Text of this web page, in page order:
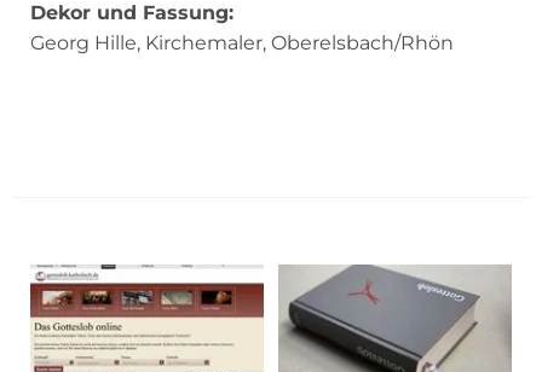
Dekor und Fassung:
Georg Hille, Kirchemaler, Oberelsbach/Rhön